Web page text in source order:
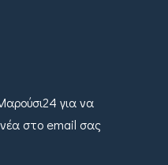
για να
στο email σας